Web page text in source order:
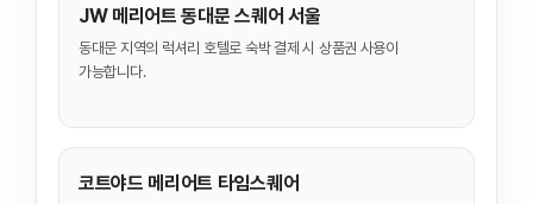
JW 메리어트 동대문 스퀘어 서울
동대문 지역의 럭셔리 호텔로 숙박 결제 시 상품권 사용이
가능합니다.
코트야드 메리어트 타임스퀘어